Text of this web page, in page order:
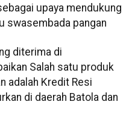
upaya mendukung
swasembada pangan
diterima di
Salah satu produk
adalah Kredit Resi
di daerah Batola dan